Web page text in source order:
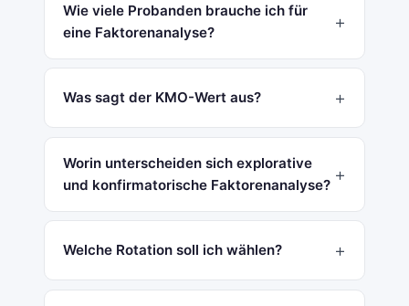
Wie viele Probanden brauche ich für
eine Faktorenanalyse?
Was sagt der KMO-Wert aus?
Worin unterscheiden sich explorative
und konfirmatorische Faktorenanalyse?
Welche Rotation soll ich wählen?